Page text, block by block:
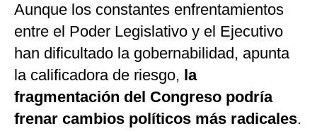
Aunque los constantes enfrentamientos
entre el Poder Legislativo y el Ejecutivo
han dificultado la gobernabilidad, apunta
la calificadora de riesgo, la
fragmentación del Congreso podría
frenar cambios políticos más radicales.